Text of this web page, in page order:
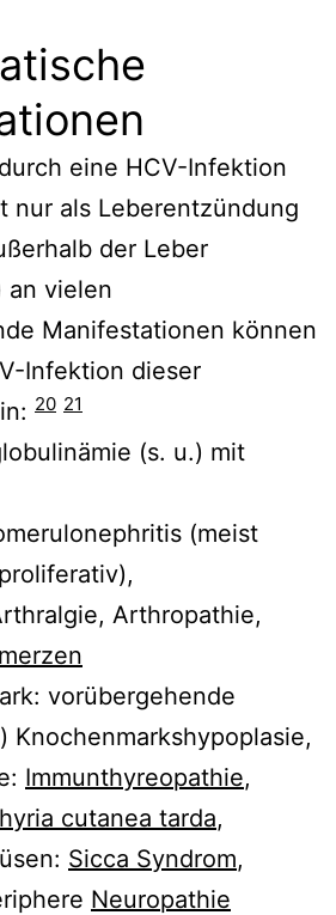
eine HCV-Infektion
nur als Leberentzündung
der Leber
an vielen
Manifestationen können
Infektion dieser
20 21
(s. u.) mit
(meist
Arthropathie,
vorübergehende
Knochenmarkshypoplasie,
Immunthyreopathie,
cutanea tarda,
Sicca Syndrom,
Neuropathie